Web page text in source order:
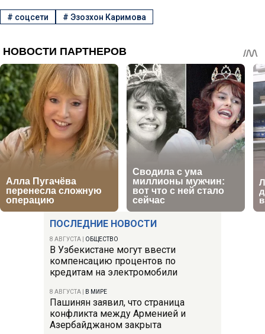
ПОСЛЕДНИЕ НОВОСТИ
8 АВГУСТА ОБЩЕСТВО
В Узбекистане могут ввести
компенсацию процентов по
кредитам на электромобили
8 АВГУСТА В МИРЕ
Пашинян заявил, что страница
конфликта между Арменией и
Азербайджаном закрыта
# соцсети # Эзозхон Каримова